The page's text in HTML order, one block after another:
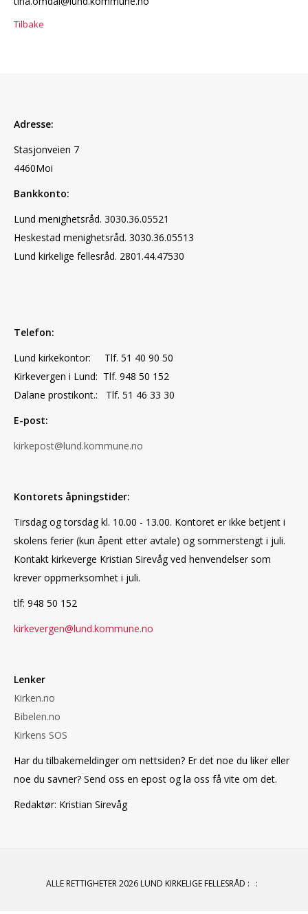
Tilbake
Adresse:
Stasjonveien 7
4460Moi
Bankkonto:
Lund menighetsråd. 3030.36.05521
Heskestad menighetsråd. 3030.36.05513
Lund kirkelige fellesråd. 2801.44.47530
Telefon:
Lund kirkekontor: Tlf. 51 40 90 50
Kirkevergen i Lund: Tlf. 948 50 152
Dalane prostikont.: Tlf. 51 46 33 30
E-post:
kirkepost@lund.kommune.no
Kontorets åpningstider:
Tirsdag og torsdag kl. 10.00 - 13.00. Kontoret er ikke betjent i
skolens ferier (kun åpent etter avtale) og sommerstengt i juli.
Kontakt kirkeverge Kristian Sirevåg ved henvendelser som
krever oppmerksomhet i juli.
tlf: 948 50 152
kirkevergen@lund.kommune.no
Lenker
Kirken.no
Bibelen.no
Kirkens SOS
Har du tilbakemeldinger om nettsiden? Er det noe du liker eller
noe du savner? Send oss en epost og la oss få vite om det.
Redaktør: Kristian Sirevåg
ALLE RETTIGHETER 2026 LUND KIRKELIGE FELLESRÅD : :